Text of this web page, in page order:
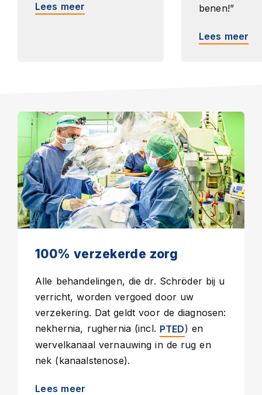
Lees meer
benen!”
Lees meer
100% verzekerde zorg
Alle behandelingen, die dr. Schröder bij u
verricht, worden vergoed door uw
verzekering. Dat geldt voor de diagnosen:
nekhernia, rughernia (incl. PTED) en
wervelkanaal vernauwing in de rug en
nek (kanaalstenose).
Lees meer